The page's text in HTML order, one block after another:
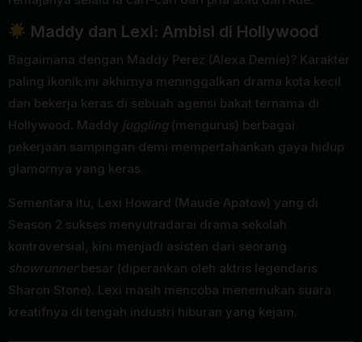
Maddy dan Lexi: Ambisi di Hollywood
Bagaimana dengan Maddy Perez (Alexa Demie)? Karakter
paling ikonik ini akhirnya meninggalkan drama kota kecil
dan bekerja keras di sebuah agensi bakat ternama di
Hollywood. Maddy juggling(mengurus) berbagai
pekerjaan sampingan demi mempertahankan gaya hidup
glamornya yang keras.
Sementara itu, Lexi Howard (Maude Apatow) yang di
Season 2 sukses menyutradarai drama sekolah
kontroversial, kini menjadi asisten dari seorang
showrunnerbesar (diperankan oleh aktris legendaris
Sharon Stone). Lexi masih mencoba menemukan suara
kreatifnya di tengah industri hiburan yang kejam.